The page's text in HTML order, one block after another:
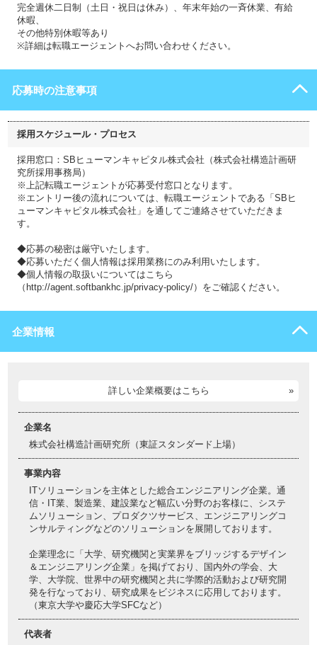
完全週休二日制（土日・祝日は休み）、年末年始の一斉休業、有給
休暇、
その他特別休暇等あり
※詳細は転職エージェントへお問い合わせください。
応募時の注意事項
採用スケジュール・プロセス
採用窓口：SBヒューマンキャピタル株式会社（株式会社構造計画研
究所採用事務局）
※上記転職エージェントが応募受付窓口となります。
※エントリー後の流れについては、転職エージェントである「SBヒ
ューマンキャピタル株式会社」を通してご連絡させていただきま
す。
◆応募の秘密は厳守いたします。
◆応募いただく個人情報は採用業務にのみ利用いたします。
◆個人情報の取扱いについてはこちら
（http://agent.softbankhc.jp/privacy-policy/）をご確認ください。
企業情報
詳しい企業概要はこちら
企業名
株式会社構造計画研究所（東証スタンダード上場）
事業内容
ITソリューションを主体とした総合エンジニアリング企業。通
信・IT業、製造業、建設業など幅広い分野のお客様に、システ
ムソリューション、プロダクツサービス、エンジニアリングコ
ンサルティングなどのソリューションを展開しております。
企業理念に「大学、研究機関と実業界をブリッジするデザイン
＆エンジニアリング企業」を掲げており、国内外の学会、大
学、大学院、世界中の研究機関と共に学際的活動および研究開
発を行なっており、研究成果をビジネスに応用しております。
（東京大学や慶応大学SFCなど）
代表者